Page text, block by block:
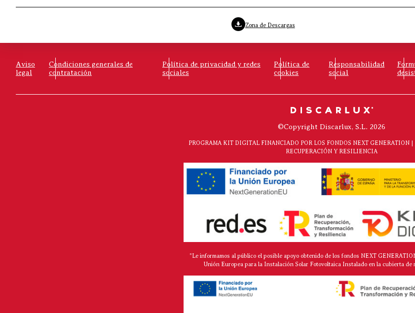
Zona de Descargas
Aviso
legal
Condiciones generales de
contratación
Política de privacidad y redes
sociales
Política de
cookies
Responsabilidad
social
©Copyright Discarlux, S.L. 2026
PROGRAMA KIT DIGITAL FINANCIADO POR LOS FONDOS NEXT GENERATION
RECUPERACIÓN Y RESILIENCIA
"Le informamos al público el posible apoyo obtenido de los fondos NEXT
Unión Europea para la Instalación Solar Fotovoltaica Instalado en la cubierta de